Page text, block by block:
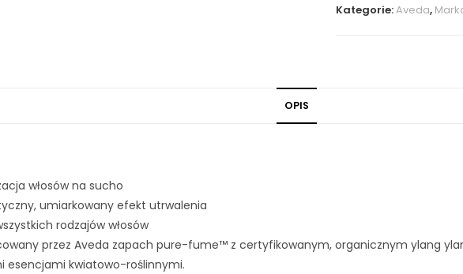
Kategorie:Aveda,
OPIS
włosów na sucho
umiarkowany efekt utrwalenia
rodzajów włosów
przez Aveda zapach pure-fume™ z certyfikowanym, organicznym ylang
esencjami kwiatowo-roślinnymi.